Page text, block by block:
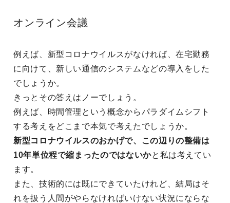
オンライン会議
例えば、新型コロナウイルスがなければ、在宅勤務
に向けて、新しい通信のシステムなどの導入をした
でしょうか。
きっとその答えはノーでしょう。
例えば、時間管理という概念からパラダイムシフト
する考えをどこまで本気で考えたでしょうか。
新型コロナウイルスのおかげで、この辺りの整備は
10年単位程で縮まったのではないかと私は考えてい
ます。
また、技術的には既にできていたけれど、結局はそ
れを扱う人間がやらなければいけない状況にならな